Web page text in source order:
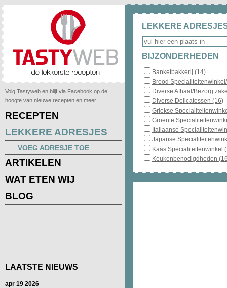
Volg Tastyweb en blijf via Facebook op de
hoogte van nieuwe recepten en meer.
RECEPTEN
LEKKERE ADRESJES
VOEG ADRESJE TOE
ARTIKELEN
WAT ETEN WIJ
BLOG
LAATSTE NIEUWS
apr 19 2026
LEKKERE
BIJZONDERHEDEN
Banketbakkerij (14)
Brood
Diverse Afhaal/Bezorg
Diverse Delicatessen (16)
Griekse
Groente
Italiaanse
Japanse
Kaas Specialiteitenwinkel
Keukenbenodigdheden